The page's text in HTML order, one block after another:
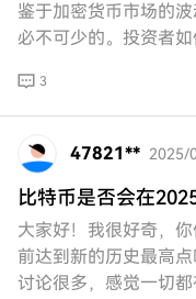
鉴于加密货币市场的
必不可少的。投资者
3
47821** 2025/
比特币是否会在
大家好！我很好奇，
前达到新的历史最高
讨论很多，感觉一切